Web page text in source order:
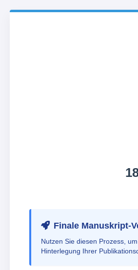
Finale Manuskript-
Nutzen Sie diesen Prozess,
Hinterlegung Ihrer